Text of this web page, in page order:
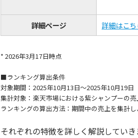
詳細ページ
詳細はこち
* 2026年3月17日時点
■ランキング算出条件
対象期間：2025年10月13日～2025年10月19日
集計対象：楽天市場における紫シャンプーの
ランキングの算出方法：期間中の売上を集計
それぞれの特徴を詳しく解説していき